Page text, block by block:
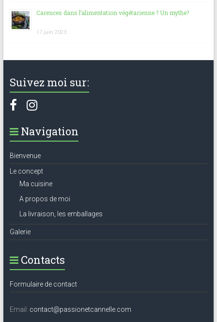
Carences dans l’alimentation végétarienne ? Un mythe?
17 juin 2023
Suivez moi sur:
Navigation
Bienvenue
Le concept
Ma cuisine
A propos de moi
La livraison, les emballages
Galerie
Contacts
Formulaire de contact
Email: contact@passionetcannelle.com